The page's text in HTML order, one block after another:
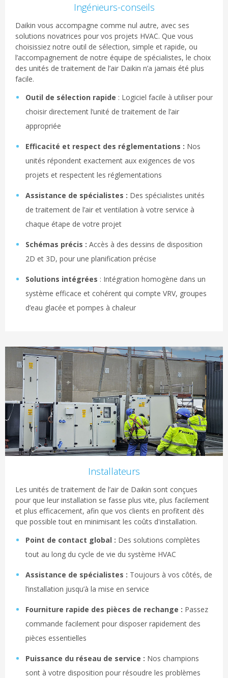
Ingénieurs-conseils
Daikin vous accompagne comme nul autre, avec ses
solutions novatrices pour vos projets HVAC. Que vous
choisissiez notre outil de sélection, simple et rapide, ou
l’accompagnement de notre équipe de spécialistes, le choix
des unités de traitement de l’air Daikin n’a jamais été plus
facile.
Outil de sélection rapide : Logiciel facile à utiliser pour
choisir directement l’unité de traitement de l’air
appropriée
Efficacité et respect des réglementations : Nos
unités répondent exactement aux exigences de vos
projets et respectent les réglementations
Assistance de spécialistes : Des spécialistes unités
de traitement de l’air et ventilation à votre service à
chaque étape de votre projet
Schémas précis : Accès à des dessins de disposition
2D et 3D, pour une planification précise
Solutions intégrées : Intégration homogène dans un
système efficace et cohérent qui compte VRV, groupes
d’eau glacée et pompes à chaleur
Installateurs
Les unités de traitement de l’air de Daikin sont conçues
pour que leur installation se fasse plus vite, plus facilement
et plus efficacement, afin que vos clients en profitent dès
que possible tout en minimisant les coûts d'installation.
Point de contact global : Des solutions complètes
tout au long du cycle de vie du système HVAC
Assistance de spécialistes : Toujours à vos côtés, de
l’installation jusqu’à la mise en service
Fourniture rapide des pièces de rechange : Passez
commande facilement pour disposer rapidement des
pièces essentielles
Puissance du réseau de service : Nos champions
sont à votre disposition pour résoudre les problèmes